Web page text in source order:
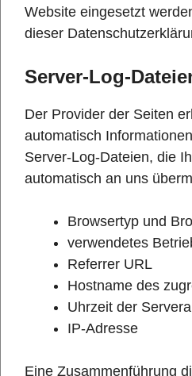
Website eingesetzt
dieser
Server-Log-
Der Provider der Seiten
automatisch
Server-Log-Dateien, die
automatisch an uns
Browsertyp und
verwendetes
Referrer URL
Hostname des
Uhrzeit der
IP-Adresse
Eine Zusammenführung